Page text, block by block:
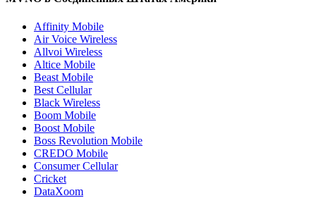
Affinity Mobile
Air Voice Wireless
Allvoi Wireless
Altice Mobile
Beast Mobile
Best Cellular
Black Wireless
Boom Mobile
Boost Mobile
Boss Revolution Mobile
CREDO Mobile
Consumer Cellular
Cricket
DataXoom